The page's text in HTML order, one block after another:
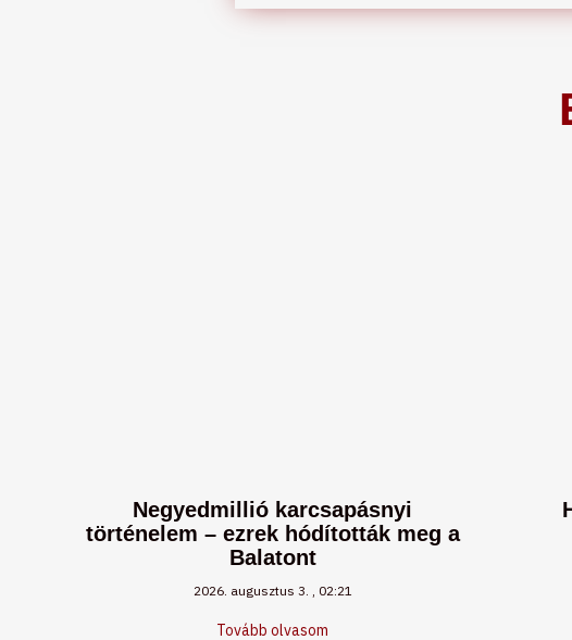
Negyedmillió karcsapásnyi
történelem – ezrek hódították meg a
Balatont
2026. augusztus 3. 02:21
Tovább olvasom